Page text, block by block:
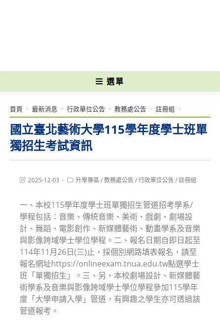
選單
國立臺北藝術大學115學年度學士班單
獨招生考試資訊
首頁 > 最新消息 > 行政單位公告 > 教務處公告 > 註冊組 >
Post2025-12-03
Post升學專區/教務處公告/行政單位公告/註冊組
一、本校115學年度學士班單獨招生管道招考學系/
學程包括：音樂、傳統音樂、美術、戲劇、劇場設
計、舞蹈、電影創作、新媒體藝術、動畫學系及音樂
與影像跨域學士學位學程。二、報名日期自即日起至
114年11月26日(三)止，採個別網路填表報名，請至
報名網址https://onlineexam.tnua.edu.tw點選學士
班「單獨招生」。三、另，本校劇場設計、新媒體藝
術學系及音樂與影像跨域學士學位學程參加115學年
度「大學申請入學」管道，有興趣之學生亦可透過該
管道報考。